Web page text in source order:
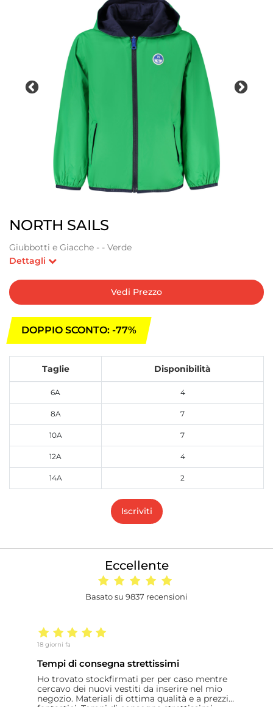
NORTH SAILS
Giubbotti e Giacche - - Verde
Dettagli
Vedi Prezzo
DOPPIO SCONTO: -77%
Taglie Disponibilità
6A 4
8A 7
10A 7
12A 4
14A 2
Iscriviti
Eccellente
Basato su 9837 recensioni
18 giorni fa
Tempi di consegna strettissimi
Ho trovato stockfirmati per per caso mentre
cercavo dei nuovi vestiti da inserire nel mio
negozio. Materiali di ottima qualità e a prezzi
fantastici. Tempi di consegna strettissimi